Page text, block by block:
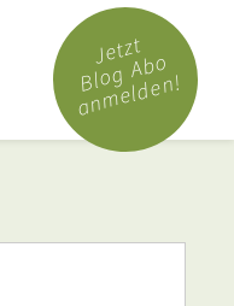
Jetzt
Blog Abo
anmelden!